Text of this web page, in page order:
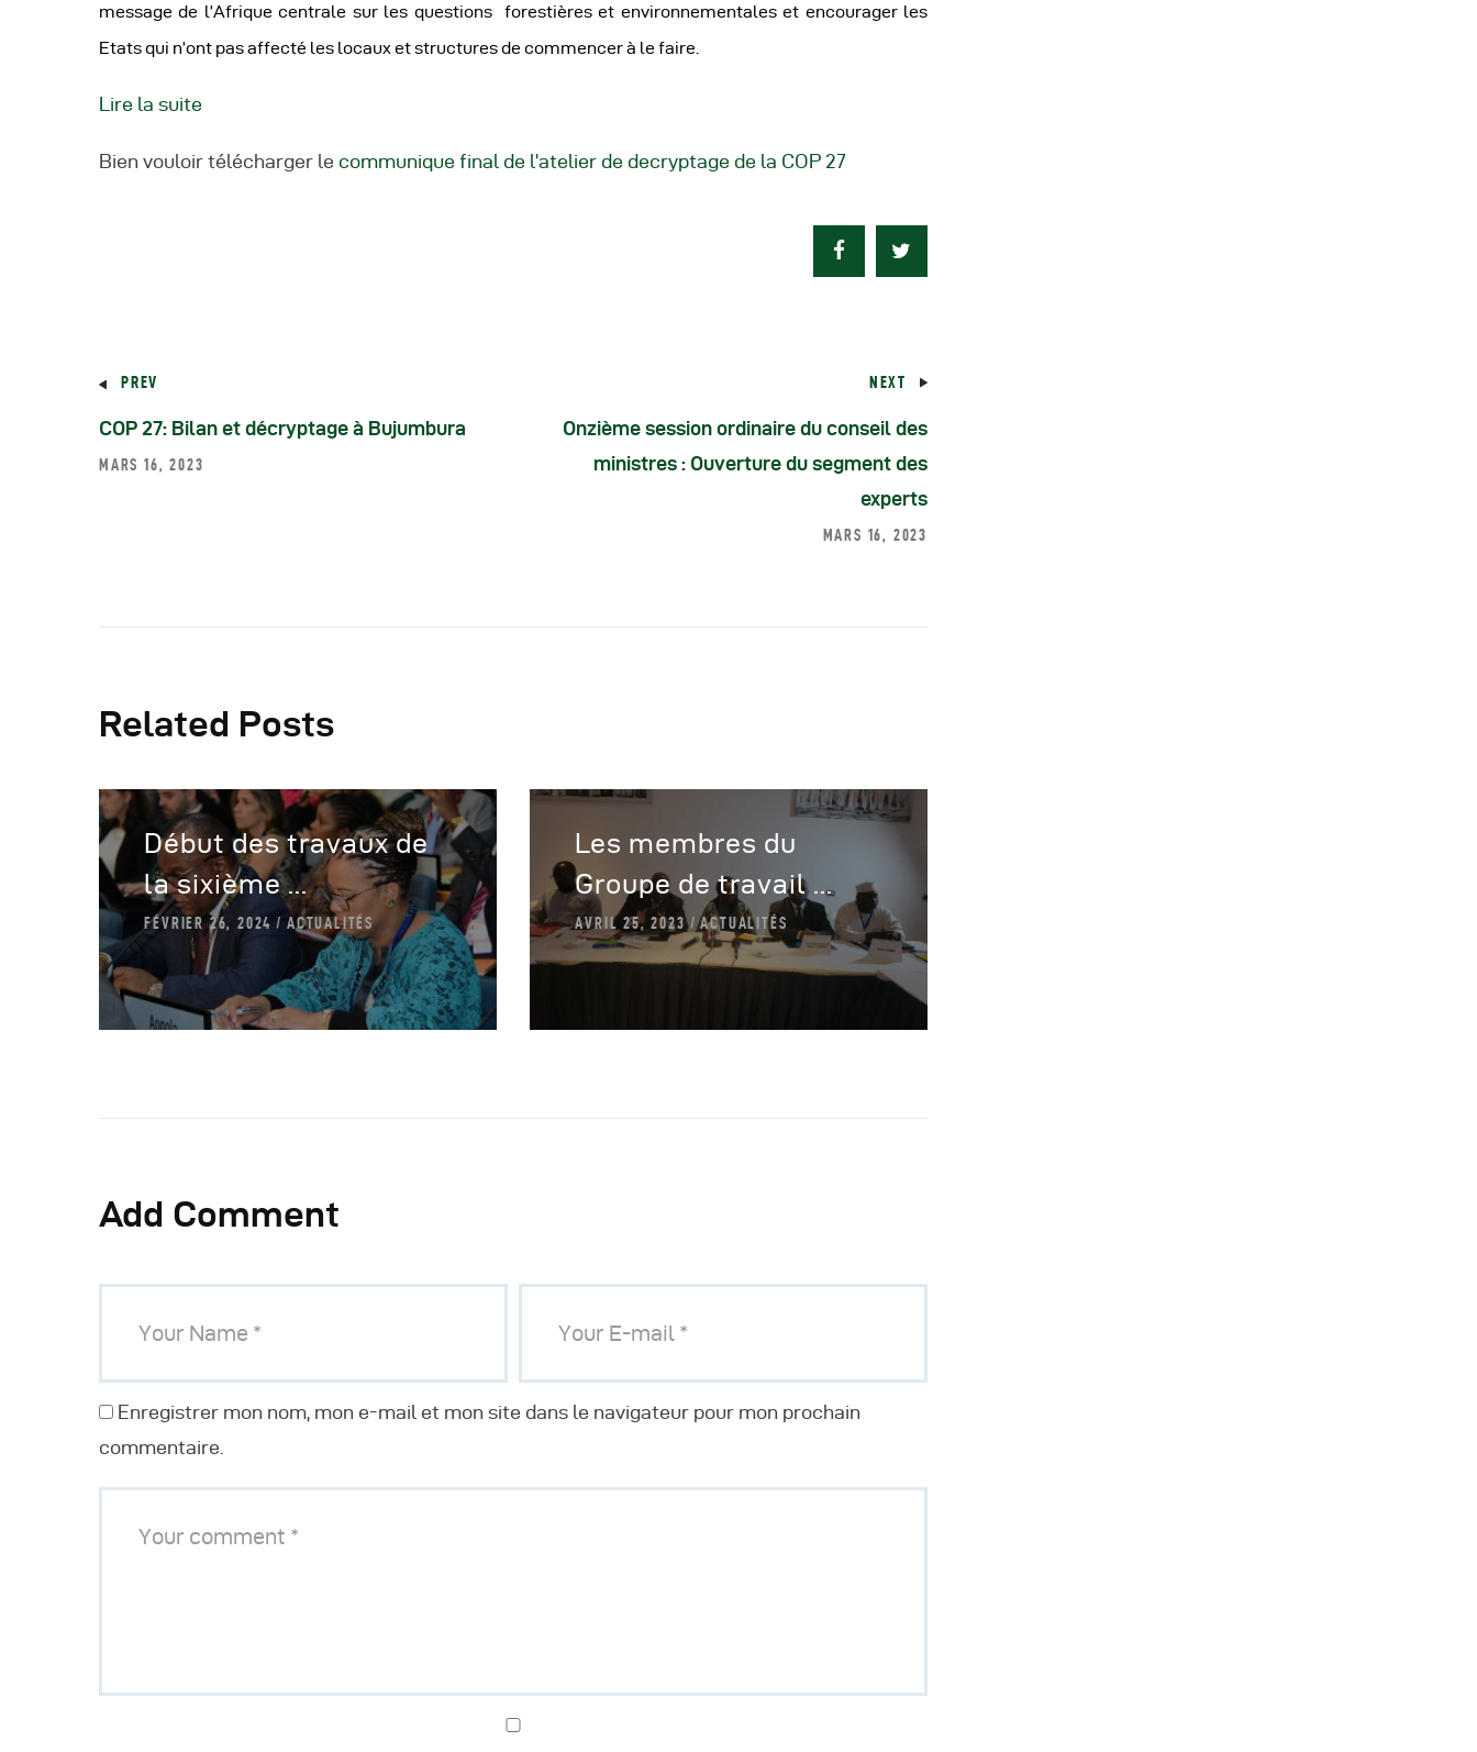
message de l’Afrique centrale sur les questions forestières et environnementales et encourager les
Etats qui n’ont pas affecté les locaux et structures de commencer à le faire.
Lire la suite
Bien vouloir télécharger le communique final de l’atelier de decryptage de la COP 27
PREV
COP 27: Bilan et décryptage à Bujumbura
MARS 16, 2023
NEXT
Onzième session ordinaire du conseil des
ministres : Ouverture du segment des
experts
MARS 16, 2023
Related Posts
Début des travaux de
la sixième ...
FÉVRIER 26, 2024 ACTUALITÉS
Les membres du
Groupe de travail ...
AVRIL 25, 2023 ACTUALITÉS
Add Comment
Enregistrer mon nom, mon e-mail et mon site dans le navigateur pour mon prochain
commentaire.